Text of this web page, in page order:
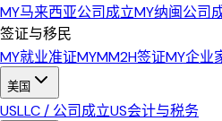
MY马来西亚公司成立MY纳闽公司
签证与移民
MY就业准证MYMM2H签证MY企业
美国
USLLC / 公司成立US会计与税务